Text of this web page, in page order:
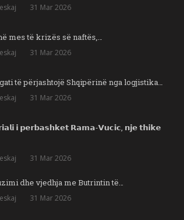
31 Mar 2026
mes të krizës së naftës,…
31 Mar 2026
të përjashtojë Shqipërinë nga logjistika…
31 Mar 2026
𝗶 𝗽𝗲𝗿𝗯𝗮𝘀𝗵𝗸𝗲𝘁 𝗥𝗮𝗺𝗮-𝗩𝘂𝗰𝗶𝗰, 𝗻𝗷𝗲 𝘁𝗵𝗶𝗸𝗲
31 Mar 2026
dhe vjedhja me Butrintin të…
31 Mar 2026